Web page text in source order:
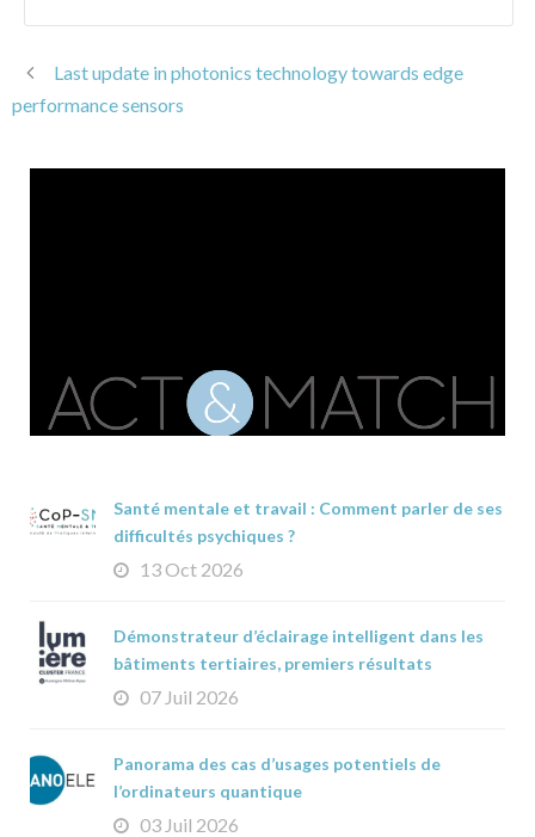
Last update in photonics technology towards edge
performance sensors
Santé mentale et travail : Comment parler de ses
difficultés psychiques ?
13 Oct 2026
Démonstrateur d’éclairage intelligent dans les
bâtiments tertiaires, premiers résultats
07 Juil 2026
Panorama des cas d’usages potentiels de
l’ordinateurs quantique
03 Juil 2026